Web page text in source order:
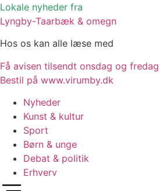
Lokale nyheder fra
Lyngby-Taarbæk & omegn
Hos os kan alle læse med
Få avisen tilsendt onsdag og fredag
Bestil på www.virumby.dk
Nyheder
Kunst & kultur
Sport
Børn & unge
Debat & politik
Erhverv